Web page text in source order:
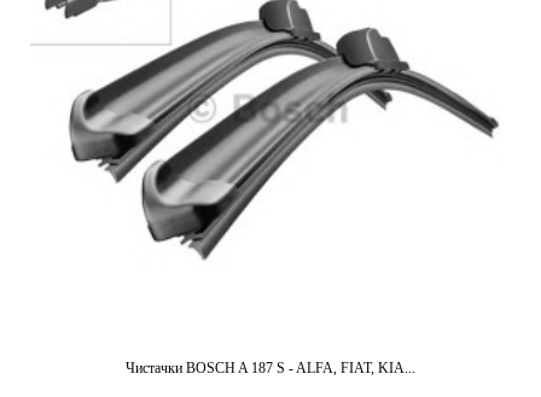
Чистачки BOSCH A 187 S - ALFA, FIAT, KIA...